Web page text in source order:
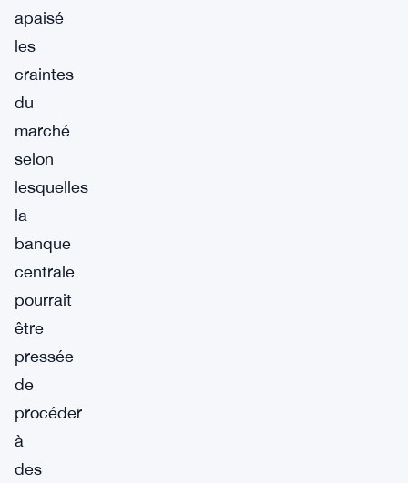
apaisé
les
craintes
du
marché
selon
lesquelles
la
banque
centrale
pourrait
être
pressée
de
procéder
à
des